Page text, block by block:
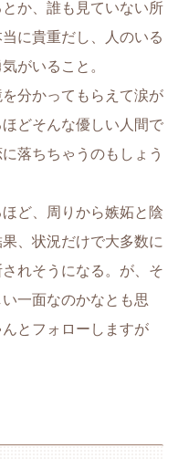
か、誰も見ていない所
に貴重だし、人のいる
がいること。
分かってもらえて涙が
どそんな優しい人間で
落ちちゃうのもしょう
ど、周りから嫉妬と陰
、状況だけで大多数に
れそうになる。が、そ
一面なのかなとも思
とフォローしますが